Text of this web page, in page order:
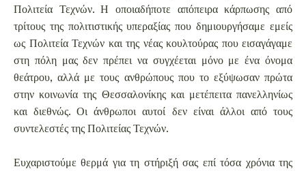
Πολιτεία Τεχνών. Η οποιαδήποτε απόπειρα κάρπωσης από
τρίτους της πολιτιστικής υπεραξίας που δημιουργήσαμε εμείς
ως Πολιτεία Τεχνών και της νέας κουλτούρας που εισαγάγαμε
στη πόλη μας δεν πρέπει να συγχέεται μόνο με ένα όνομα
θεάτρου, αλλά με τους ανθρώπους που το εξύψωσαν πρώτα
στην κοινωνία της Θεσσαλονίκης και μετέπειτα πανελληνίως
και διεθνώς. Οι άνθρωποι αυτοί δεν είναι άλλοι από τους
συντελεστές της Πολιτείας Τεχνών.
Ευχαριστούμε θερμά για τη στήριξή σας επί τόσα χρόνια της